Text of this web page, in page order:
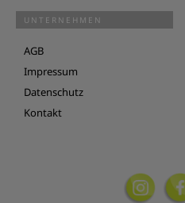
UNTERNEHMEN
AGB
Impressum
Datenschutz
Kontakt